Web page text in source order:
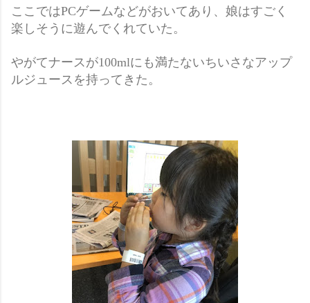
ここではPCゲームなどがおいてあり、娘はすごく
楽しそうに遊んでくれていた。
やがてナースが100mlにも満たないちいさなアップ
ルジュースを持ってきた。